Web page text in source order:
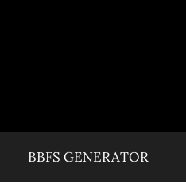
BBFS GENERATOR